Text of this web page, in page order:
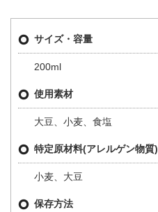
サイズ・容量
200ml
使用素材
大豆、小麦、食塩
特定原材料(アレルゲン物質)
小麦、大豆
保存方法